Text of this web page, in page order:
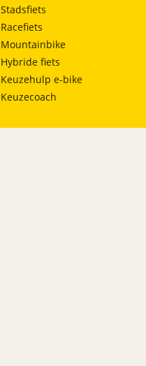
Stadsfiets
Racefiets
Mountainbike
Hybride fiets
Keuzehulp e-bike
Keuzecoach